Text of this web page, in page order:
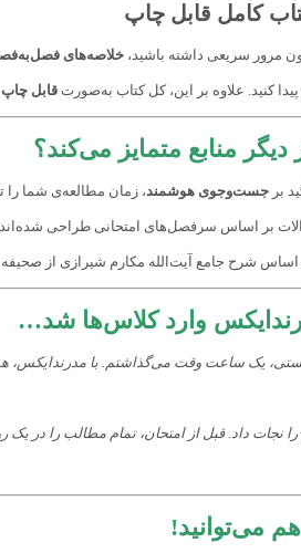
کامل قابل چاپ
مرور سریعی داشته باشید،خلاصه‌های
کنید. علاوه بر این، کل کتاب به‌صورتقابل چاپ
منابع متمایز می‌کند؟
برجست‌وجوی هوشمند، زمان مطالعه‌ی شما را تا ۷۰٪ کاهش
بر اساس سرفصل‌های امتحانی طراحی
شرح جامع آیت‌الله مکارم شیرازی از صحیفه
وارد کلاس‌ها شد…
با مدرندایکس، همین کار را در ۵ دقیقه انجام می‌دهم و
نجات داد. قبل از امتحان، تمام مطالب را در یک
می‌توانید!